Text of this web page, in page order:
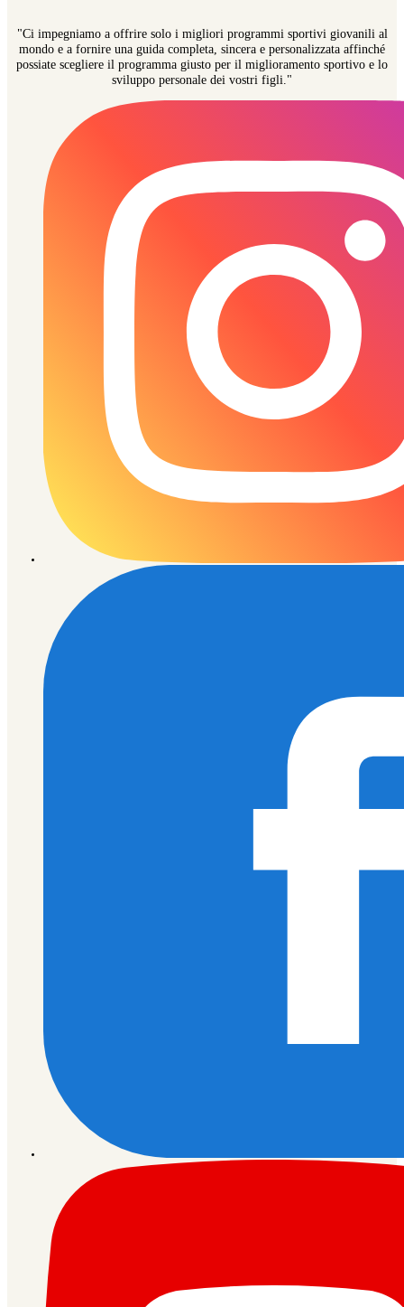
"Ci impegniamo a offrire solo i migliori programmi sportivi giovanili al
mondo e a fornire una guida completa, sincera e personalizzata affinché
possiate scegliere il programma giusto per il miglioramento sportivo e lo
sviluppo personale dei vostri figli."